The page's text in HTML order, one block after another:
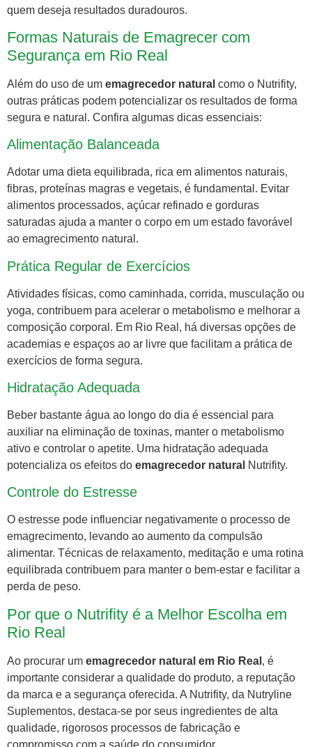
quem deseja resultados duradouros.
Formas Naturais de Emagrecer com
Segurança em Rio Real
Além do uso de um emagrecedor natural como o Nutrifity,
outras práticas podem potencializar os resultados de forma
segura e natural. Confira algumas dicas essenciais:
Alimentação Balanceada
Adotar uma dieta equilibrada, rica em alimentos naturais,
fibras, proteínas magras e vegetais, é fundamental. Evitar
alimentos processados, açúcar refinado e gorduras
saturadas ajuda a manter o corpo em um estado favorável
ao emagrecimento natural.
Prática Regular de Exercícios
Atividades físicas, como caminhada, corrida, musculação ou
yoga, contribuem para acelerar o metabolismo e melhorar a
composição corporal. Em Rio Real, há diversas opções de
academias e espaços ao ar livre que facilitam a prática de
exercícios de forma segura.
Hidratação Adequada
Beber bastante água ao longo do dia é essencial para
auxiliar na eliminação de toxinas, manter o metabolismo
ativo e controlar o apetite. Uma hidratação adequada
potencializa os efeitos do emagrecedor natural Nutrifity.
Controle do Estresse
O estresse pode influenciar negativamente o processo de
emagrecimento, levando ao aumento da compulsão
alimentar. Técnicas de relaxamento, meditação e uma rotina
equilibrada contribuem para manter o bem-estar e facilitar a
perda de peso.
Por que o Nutrifity é a Melhor Escolha em
Rio Real
Ao procurar um emagrecedor natural em Rio Real , é
importante considerar a qualidade do produto, a reputação
da marca e a segurança oferecida. A Nutrifity, da Nutryline
Suplementos, destaca-se por seus ingredientes de alta
qualidade, rigorosos processos de fabricação e
compromisso com a saúde do consumidor.